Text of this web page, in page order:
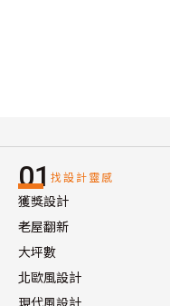
01 找設計靈感
獲獎設計
老屋翻新
大坪數
北歐風設計